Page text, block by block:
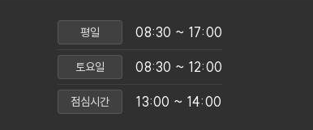
평일 08:30 ~ 17:00
토요일 08:30 ~ 12:00
점심시간 13:00 ~ 14:00